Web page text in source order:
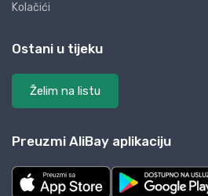
Kolačići
Ostani u tijeku
Želim na listu
Preuzmi AliBay aplikaciju